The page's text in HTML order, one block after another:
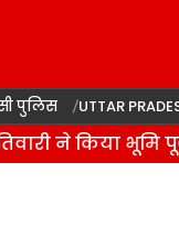
पुलिस UTTAR
ने किया भूमि